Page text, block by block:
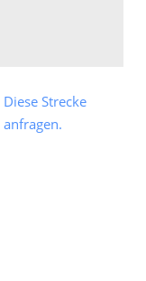
Diese Strecke
anfragen.